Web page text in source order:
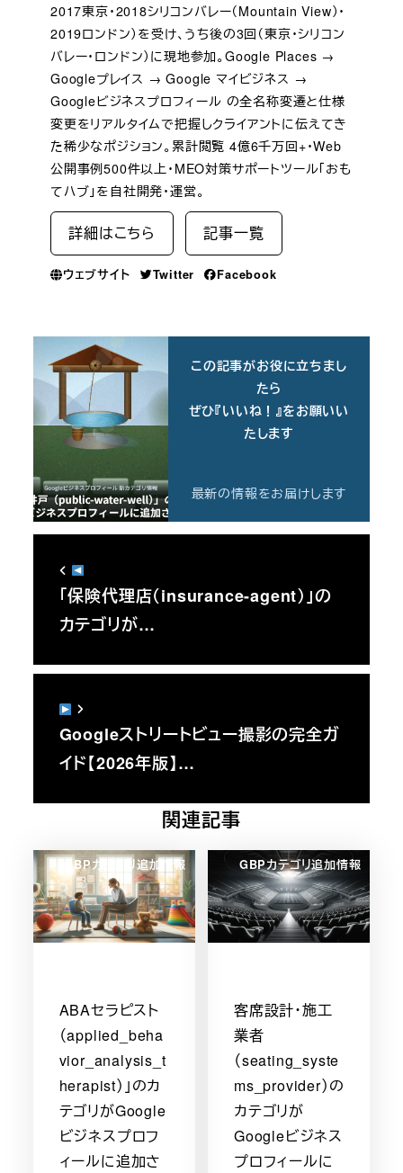
2017東京・2018シリコンバレー（Mountain View）・
2019ロンドン）を受け、うち後の3回（東京・シリコン
バレー・ロンドン）に現地参加。Google Places →
Googleプレイス → Google マイビジネス →
Googleビジネスプロフィール の全名称変遷と仕様
変更をリアルタイムで把握しクライアントに伝えてき
た稀少なポジション。累計閲覧 4億6千万回+・Web
公開事例500件以上・MEO対策サポートツール「おも
てハブ」を自社開発・運営。
詳細はこちら 記事一覧
ウェブサイト Twitter Facebook
この記事がお役に立ちまし
たら
ぜひ『いいね！』をお願いい
たします
最新の情報をお届けします
「保険代理店（insurance-agent）」の
カテゴリが…
Googleストリートビュー撮影の完全ガ
イド【2026年版】…
関連記事
GBPカテゴリ追加情報
ABAセラピスト
（applied_beha
vior_analysis_t
herapist）」のカ
テゴリがGoogle
ビジネスプロフ
ィールに追加さ
GBPカテゴリ追加情報
客席設計・施工
業者
（seating_syste
ms_provider）の
カテゴリが
Googleビジネス
プロフィールに